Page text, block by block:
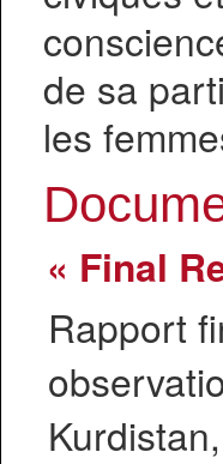
de sa
les
« Final
Rapport